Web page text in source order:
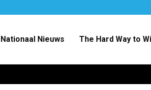
Nationaal Nieuws The Hard Way to